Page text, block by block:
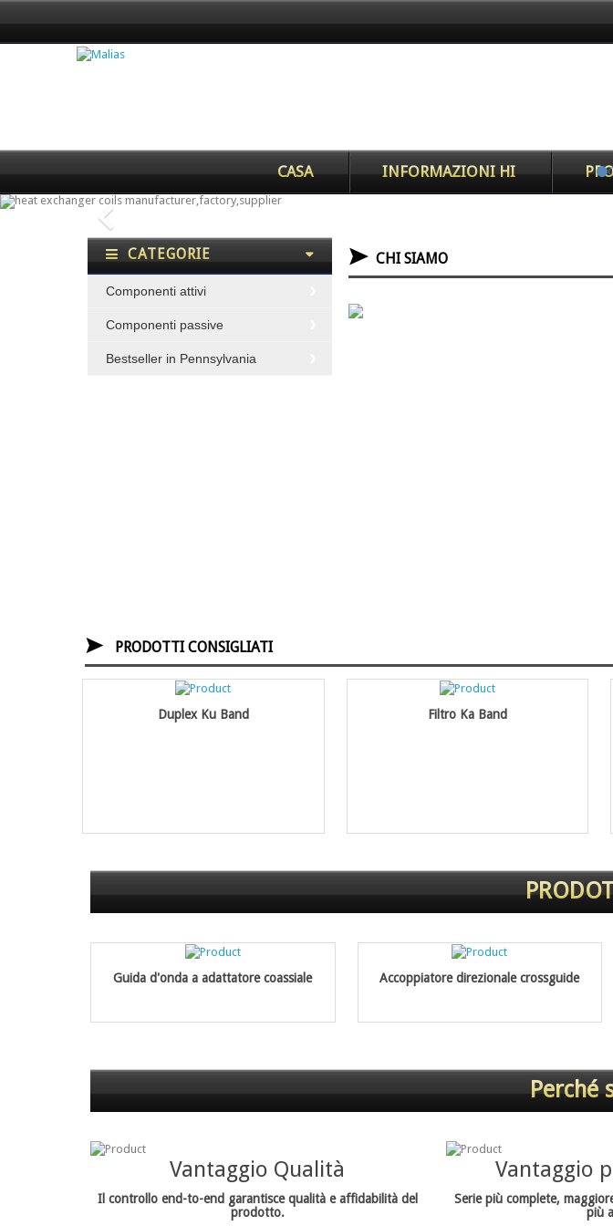
CASA INFORMAZIONI HI
Precedente
CATEGORIE
Componenti attivi
Componenti passive
Bestseller in Pennsylvania
CHI SIAMO
PRODOTTI CONSIGLIATI
Duplex Ku Band Filtro Ka Band
Guida d'onda a adattatore coassiale Accoppiatore direzionale crossguide
Perché
Vantaggio Qualità
Il controllo end-to-end garantisce qualità e affidabilità del
prodotto.
Vantaggio
Serie più complete,
più